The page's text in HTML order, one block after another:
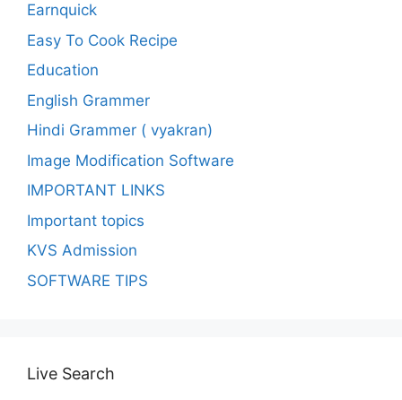
Earnquick
Easy To Cook Recipe
Education
English Grammer
Hindi Grammer ( vyakran)
Image Modification Software
IMPORTANT LINKS
Important topics
KVS Admission
SOFTWARE TIPS
Live Search